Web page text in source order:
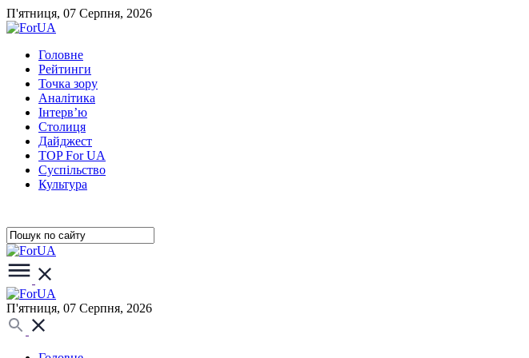
П'ятниця, 07 Серпня, 2026
Головне
Рейтинги
Точка зору
Аналітика
Інтерв’ю
Столиця
Дайджест
TOP For UA
Суспiльство
Культура
П'ятниця, 07 Серпня, 2026